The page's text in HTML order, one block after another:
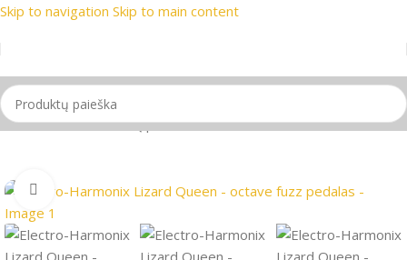
Skip to navigation Skip to main content
📦
Pradžia/Gitaros/Gitarų priedai
Spustelėkite, jei norite padidinti